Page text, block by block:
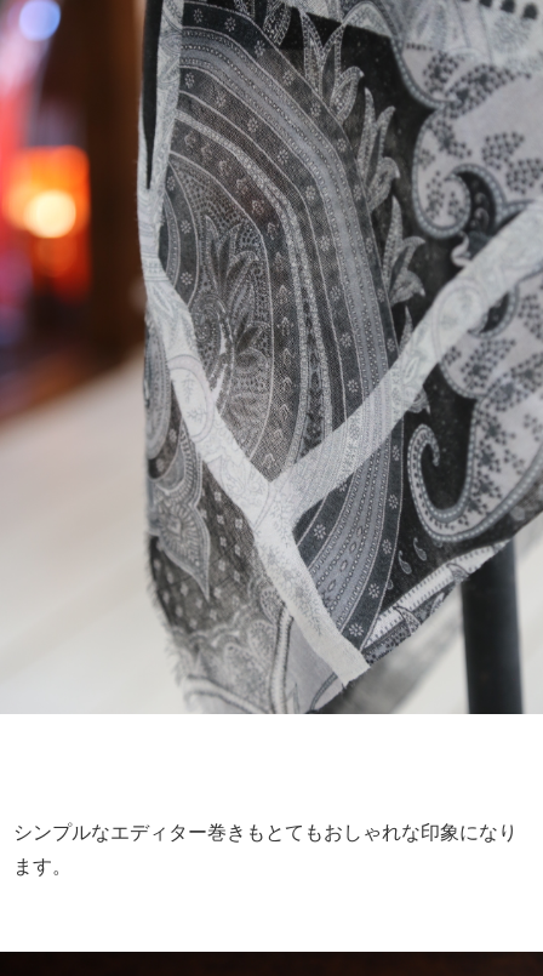
シンプルなエディター巻きもとてもおしゃれな印象になり
ます。